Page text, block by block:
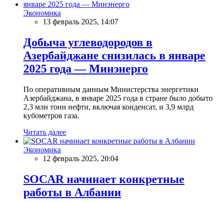
Экономика
13 февраль 2025, 14:07
Добыча углеводородов в
Азербайджане снизилась в январе
2025 года — Минэнерго
По оперативным данным Министерства энергетики
Азербайджана, в январе 2025 года в стране было добыто
2,3 млн тонн нефти, включая конденсат, и 3,9 млрд
кубометров газа.
Читать далее
Экономика
12 февраль 2025, 20:04
SOCAR начинает конкретные
работы в Албании